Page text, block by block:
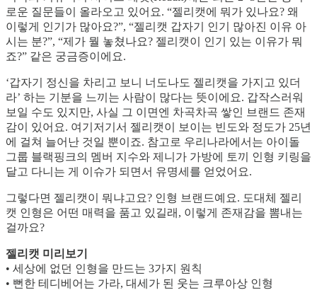
로운 질문들이 올라오고 있어요. “젤리캣에 뭐가 있나요? 왜
이렇게 인기가 많아요?”, “젤리캣 갑자기 인기 많아진 이유 아
시는 분?”, “제가 뭘 놓쳤나요? 젤리캣이 인기 있는 이유가 뭐
죠?” 같은 궁금증이에요.
‘갑자기 정신을 차리고 보니 너도나도 젤리캣을 가지고 있더
라’ 하는 기분을 느끼는 사람이 많다는 뜻이에요. 갑작스러워
보일 수도 있지만, 사실 그 이면엔 차곡차곡 쌓인 브랜드 존재
감이 있어요. 여기저기서 젤리캣이 보이는 빈도와 정도가 25년
에 걸쳐 늘어난 것일 뿐이죠. 참고로 우리나라에서는 아이돌
그룹 블랙핑크의 멤버 지수와 제니가 가방에 토끼 인형 키링을
달고 다니는 게 이슈가 되면서 유명세를 얻었어요.
그렇다면 젤리캣이 뭐냐고요? 인형 브랜드예요. 도대체 젤리
캣 인형은 어떤 매력을 품고 있길래, 이렇게 존재감을 뽐내는
걸까요?
젤리캣 미리보기
• 세상에 없던 인형을 만드는 3가지 원칙
• 뻔한 테디베어는 가라, 대세가 된 웃는 크루아상 인형